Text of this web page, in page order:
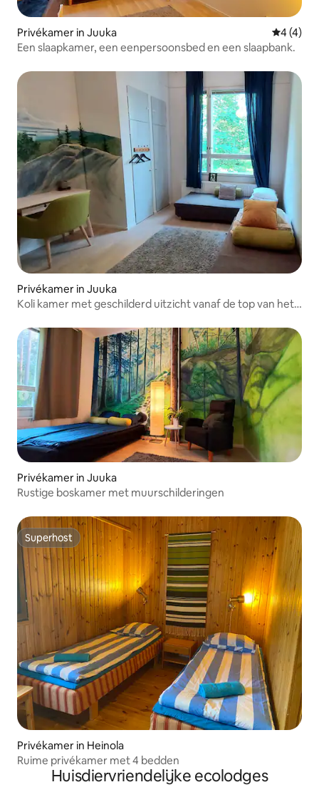
Privékamer in Juuka
4 (4)
Een slaapkamer, een eenpersoonsbed en een slaapbank.
Privékamer in Juuka
Koli kamer met geschilderd uitzicht vanaf de top van het
Privékamer in Juuka
Rustige boskamer met muurschilderingen
Superhost
Superhost
Privékamer in Heinola
Ruime privékamer met 4 bedden
Huisdiervriendelijke ecolodges